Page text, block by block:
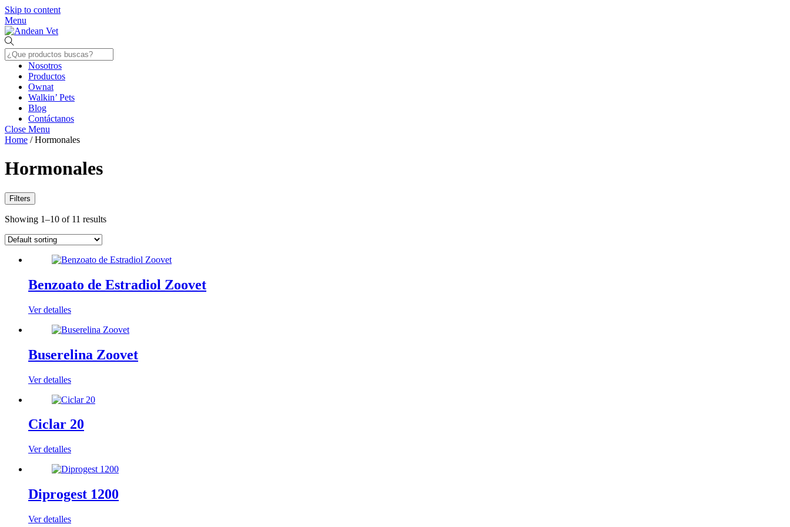
Skip to content
Menu
Nosotros
Productos
Ownat
Walkin’ Pets
Blog
Contáctanos
Close Menu
Home / Hormonales
Hormonales
Filters
Showing 1–10 of 11 results
Benzoato de Estradiol Zoovet
Ver detalles
Buserelina Zoovet
Ver detalles
Ciclar 20
Ver detalles
Diprogest 1200
Ver detalles